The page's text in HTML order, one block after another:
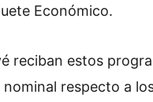
Económico.
reciban estos
respecto a